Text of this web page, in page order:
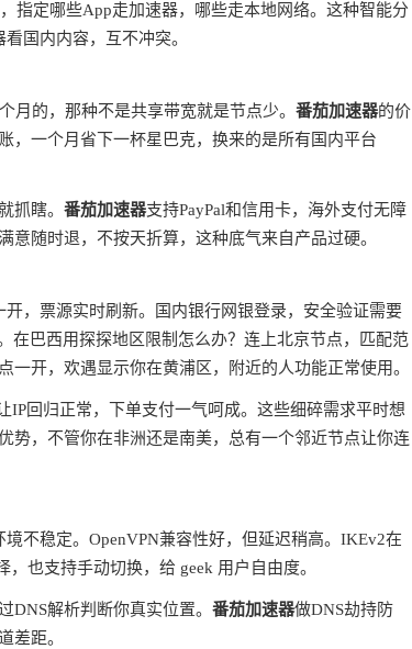
指定哪些App走加速器，哪些走本地网络。这种智能分
国内内容，互不冲突。
月的，那种不是共享带宽就是节点少。 番茄加速器的价
，一个月省下一杯星巴克，换来的是所有国内平台
抓瞎。 番茄加速器支持PayPal和信用卡，海外支付无障
意随时退，不按天折算，这种底气来自产品过硬。
，票源实时刷新。国内银行网银登录，安全验证需要
在巴西用探探地区限制怎么办？连上北京节点，匹配范
开，欢遇显示你在黄浦区，附近的人功能正常使用。
回归正常，下单支付一气呵成。这些细碎需求平时想
势，不管你在非洲还是南美，总有一个邻近节点让你连
不稳定。OpenVPN兼容性好，但延迟稍高。IKEv2在
也支持手动切换，给 geek 用户自由度。
DNS解析判断你真实位置。 番茄加速器做DNS劫持防
差距。